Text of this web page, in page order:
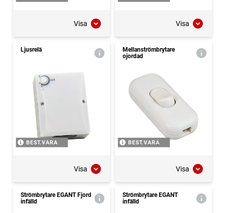
Visa Visa
Ljusrelä
BEST.VARA
Visa
Mellanströmbrytare
ojordad
BEST.VARA
Visa
Strömbrytare EGANT Fjord
infälld
Strömbrytare EGANT
infälld